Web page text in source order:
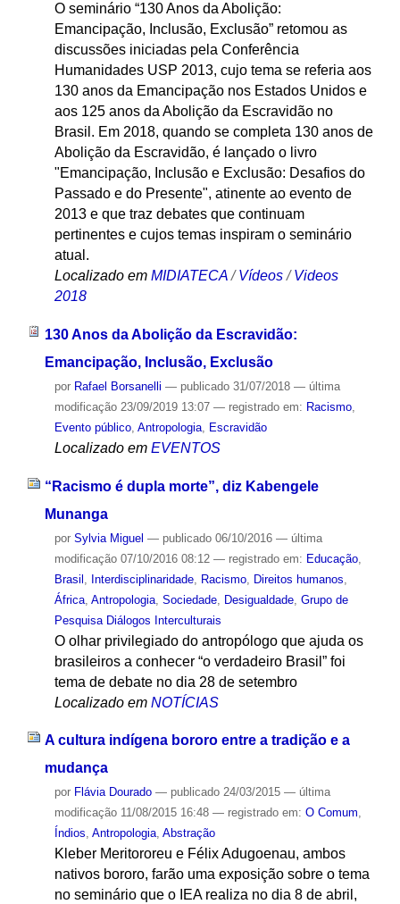
O seminário “130 Anos da Abolição:
Emancipação, Inclusão, Exclusão” retomou as
discussões iniciadas pela Conferência
Humanidades USP 2013, cujo tema se referia aos
130 anos da Emancipação nos Estados Unidos e
aos 125 anos da Abolição da Escravidão no
Brasil. Em 2018, quando se completa 130 anos de
Abolição da Escravidão, é lançado o livro
"Emancipação, Inclusão e Exclusão: Desafios do
Passado e do Presente", atinente ao evento de
2013 e que traz debates que continuam
pertinentes e cujos temas inspiram o seminário
atual.
Localizado em MIDIATECA /Vídeos /Videos
2018
130 Anos da Abolição da Escravidão:
Emancipação, Inclusão, Exclusão
por Rafael Borsanelli — publicado31/07/2018 — última
modificação23/09/2019 13:07 — registrado em: Racismo,
Evento público, Antropologia, Escravidão
Localizado em EVENTOS
“Racismo é dupla morte”, diz Kabengele
Munanga
por Sylvia Miguel — publicado06/10/2016 — última
modificação07/10/2016 08:12 — registrado em: Educação,
Brasil
Interdisciplinaridade, Racismo, Direitos humanos
África, Antropologia, Sociedade, Desigualdade, Grupo de
Pesquisa Diálogos Interculturais
O olhar privilegiado do antropólogo que ajuda os
brasileiros a conhecer “o verdadeiro Brasil” foi
tema de debate no dia 28 de setembro
Localizado em NOTÍCIAS
A cultura indígena bororo entre a tradição e a
mudança
por Flávia Dourado — publicado24/03/2015 — última
modificação11/08/2015 16:48 — registrado em: O Comum,
Índios, Antropologia, Abstração
Kleber Meritororeu e Félix Adugoenau, ambos
nativos bororo, farão uma exposição sobre o tema
no seminário que o IEA realiza no dia 8 de abril,